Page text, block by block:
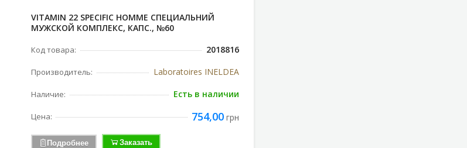
VITAMIN 22 SPECIFIC HOMME СПЕЦИАЛЬНИЙ
МУЖСКОЙ КОМПЛЕКС, КАПС., №60
Код товара: 2018816
Производитель: Laboratoires INELDEA
Наличие: Есть в наличии
Цена: 754,00грн
Подробнее Заказать